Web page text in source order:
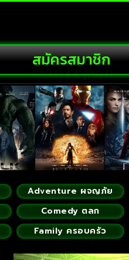
สมัครสมาชิก
Adventure ผจญภัย
Comedy ตลก
Family ครอบครัว